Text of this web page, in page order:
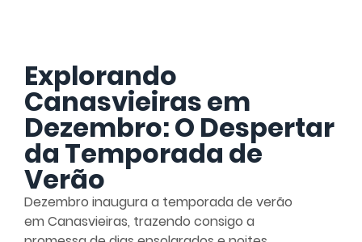
Explorando
Canasvieiras em
Dezembro: O Despertar
da Temporada de
Verão
Dezembro inaugura a temporada de verão
em Canasvieiras, trazendo consigo a